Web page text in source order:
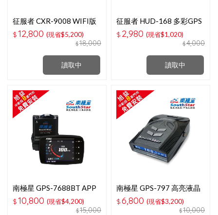
讀取中
征服者 CXR-9008 WIFI版
全彩觸控螢幕分離式全頻測
速器
$12,800 (現省$5,200)
$18,000
讀取中
征服者 HUD-168 多彩GPS
測速抬頭顯示器
$ 2,980 (現省$1,020)
$4,000
南極星 GPS-7688BT APP
觸控液晶彩屏分離式測速器
$10,800 (現省$4,200)
$15,000
南極星 GPS-797 高亮液晶
一體式全頻測速器
$6,800 (現省$3,200)
$10,000